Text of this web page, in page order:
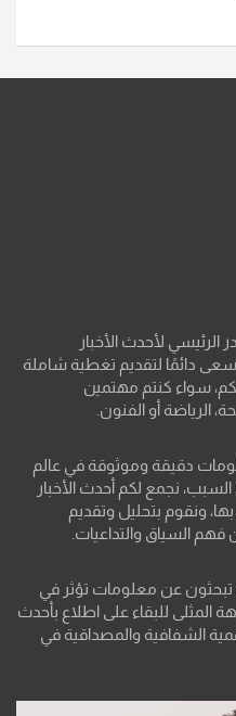
الرئيسي لأحدث الأخبار
دائمًا لتقديم تغطية شاملة
سواء كنتم مهتمين
الرياضة أو الفنون.
دقيقة وموثوقة في عالم
السبب، نجمع لكم أحدث الأخبار
ونقوم بتحليل وتقديم
السياق والتداعيات.
تبحثون عن معلومات تؤثر في
المثلى للبقاء على اطلاع بأحدث
الشفافية والمصداقية في